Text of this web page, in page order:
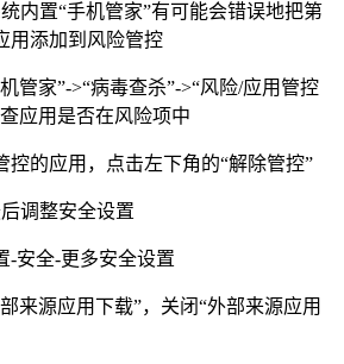
内置“手机管家”有可能会错误地把第
用添加到风险管控
管家”->“病毒查杀”->“风险/应用管控
应用是否在风险项中
的应用，点击左下角的“解除管控”
调整安全设置
安全-更多安全设置
来源应用下载”，关闭“外部来源应用